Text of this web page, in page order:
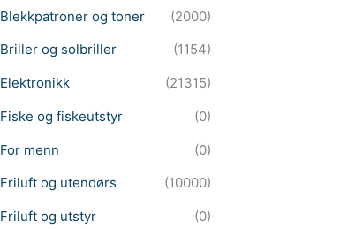
Blekkpatroner og toner
(2000)
Briller og solbriller
(1154)
Elektronikk
(21315)
Fiske og fiskeutstyr
(0)
For menn
(0)
Friluft og utendørs
(10000)
Friluft og utstyr
(0)